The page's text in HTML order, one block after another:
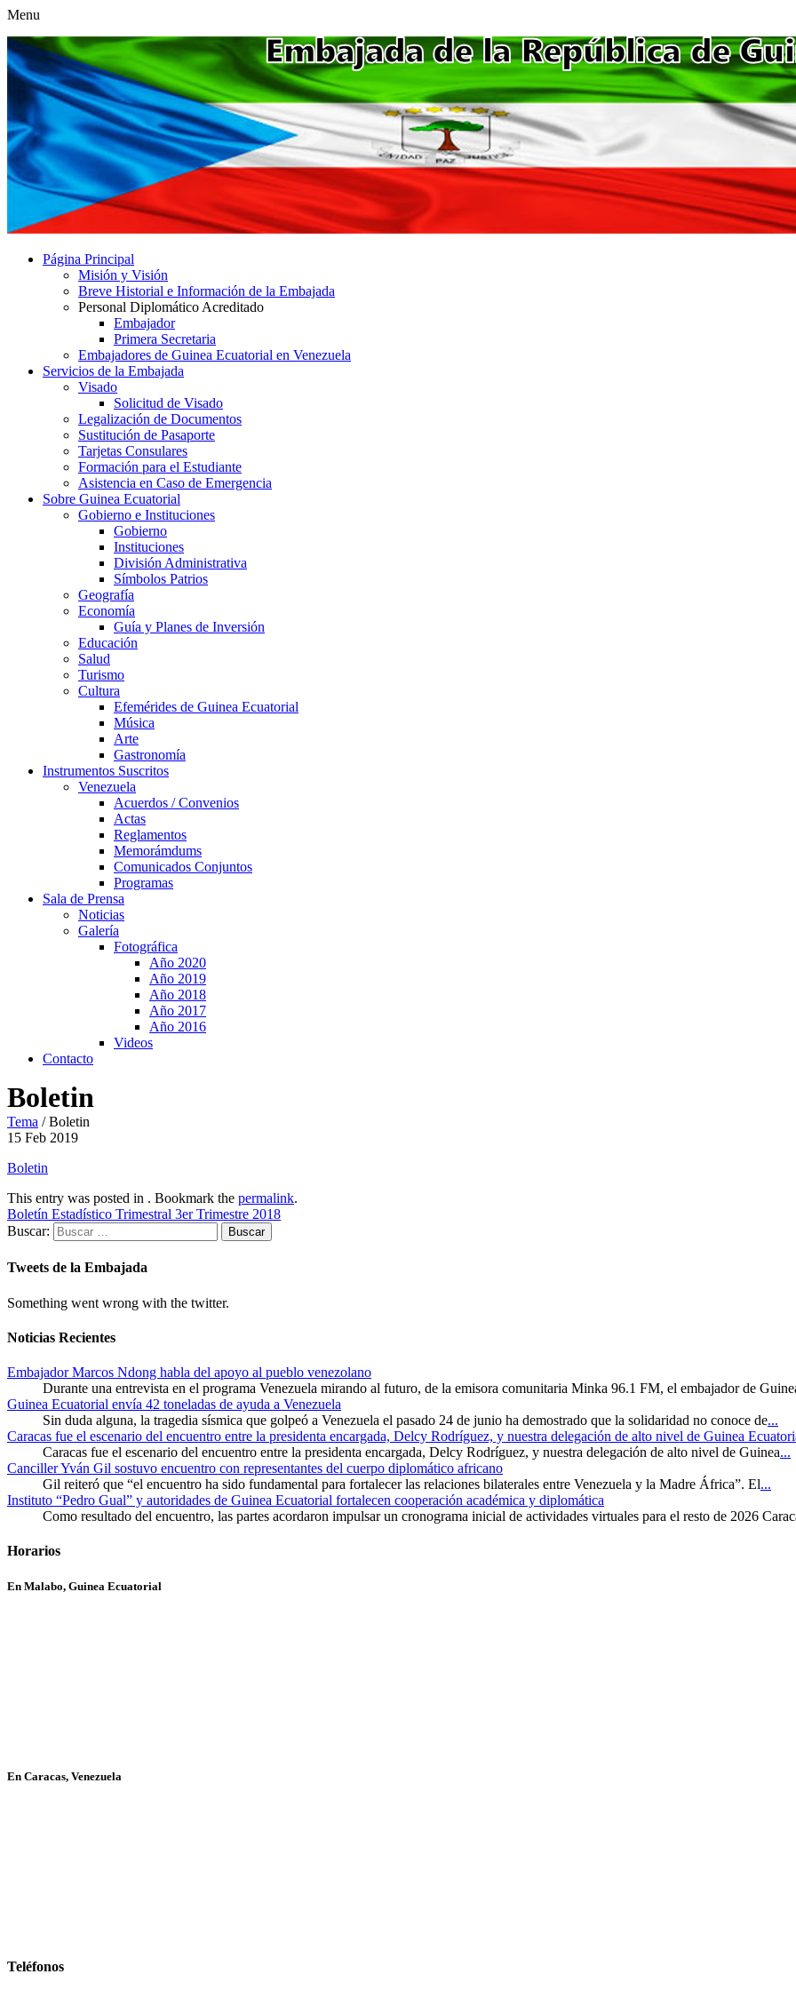
Menu
Página Principal
Misión y Visión
Breve Historial e Información de la Embajada
Personal Diplomático Acreditado
Embajador
Primera Secretaria
Embajadores de Guinea Ecuatorial en Venezuela
Servicios de la Embajada
Visado
Solicitud de Visado
Legalización de Documentos
Sustitución de Pasaporte
Tarjetas Consulares
Formación para el Estudiante
Asistencia en Caso de Emergencia
Sobre Guinea Ecuatorial
Gobierno e Instituciones
Gobierno
Instituciones
División Administrativa
Símbolos Patrios
Geografía
Economía
Guía y Planes de Inversión
Educación
Salud
Turismo
Cultura
Efemérides de Guinea Ecuatorial
Música
Arte
Gastronomía
Instrumentos Suscritos
Venezuela
Acuerdos / Convenios
Actas
Reglamentos
Memorámdums
Comunicados Conjuntos
Programas
Sala de Prensa
Noticias
Galería
Fotográfica
Año 2020
Año 2019
Año 2018
Año 2017
Año 2016
Videos
Contacto
Boletin
Tema /Boletin
15 Feb 2019
Boletin
This entry was posted in . Bookmark the permalink.
Boletín Estadístico Trimestral 3er Trimestre 2018
Buscar:
Tweets de la Embajada
Something went wrong with the twitter.
Noticias Recientes
Embajador Marcos Ndong habla del apoyo al pueblo venezolano
Durante una entrevista en el programa Venezuela mirando al futuro, de la emisora comunitaria Minka 96.1 FM, el embajador de
Guinea Ecuatorial envía 42 toneladas de ayuda a Venezuela
Sin duda alguna, la tragedia sísmica que golpeó a Venezuela el pasado 24 de junio ha demostrado que la solidaridad no conoce de...
Caracas fue el escenario del encuentro entre la presidenta encargada, Delcy Rodríguez, y nuestra delegación de alto nivel de Guinea
Caracas fue el escenario del encuentro entre la presidenta encargada, Delcy Rodríguez, y nuestra delegación de alto nivel de Guinea...
Canciller Yván Gil sostuvo encuentro con representantes del cuerpo diplomático africano
Gil reiteró que “el encuentro ha sido fundamental para fortalecer las relaciones bilaterales entre Venezuela y la Madre África”. El...
Instituto “Pedro Gual” y autoridades de Guinea Ecuatorial fortalecen cooperación académica y diplomática
Como resultado del encuentro, las partes acordaron impulsar un cronograma inicial de actividades virtuales para el resto de 2026
Horarios
En Malabo, Guinea Ecuatorial
En Caracas, Venezuela
Teléfonos